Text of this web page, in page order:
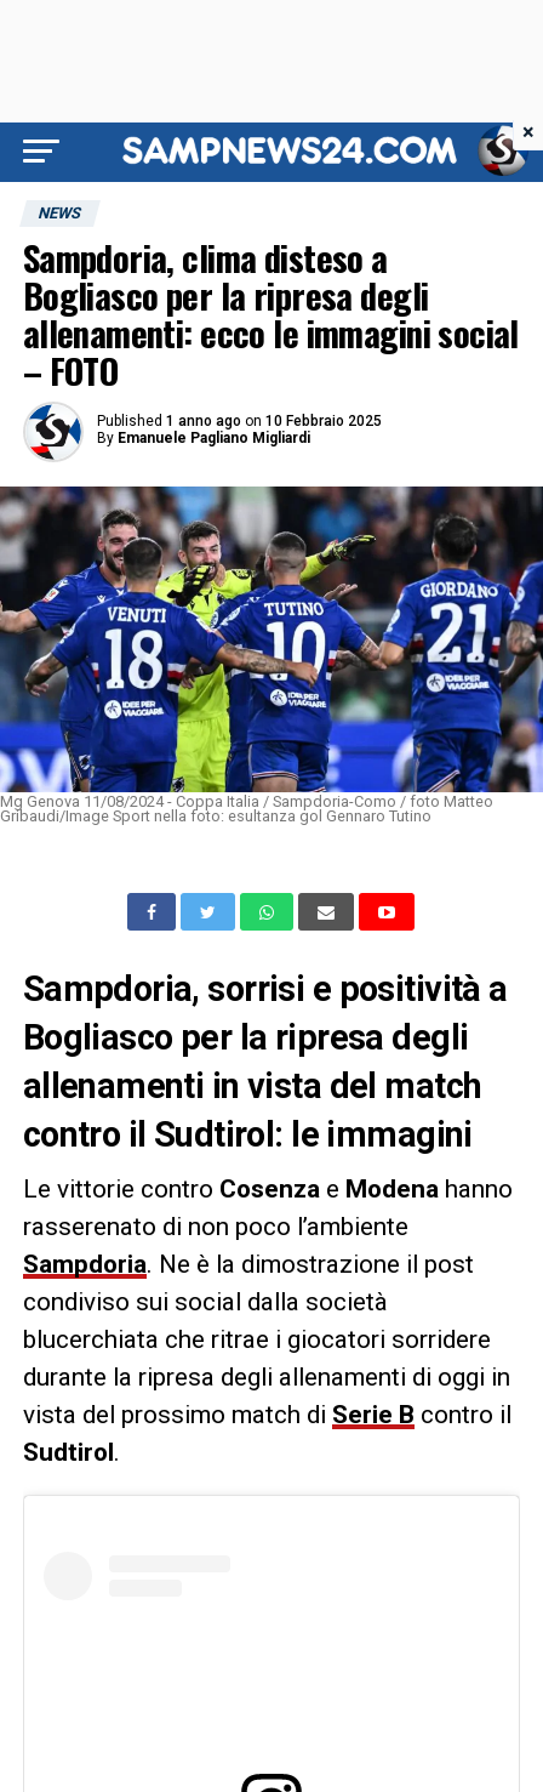
NEWS
Sampdoria, clima disteso a
Bogliasco per la ripresa degli
allenamenti: ecco le immagini social
– FOTO
Published 1 anno ago on 10 Febbraio 2025
By Emanuele Pagliano Migliardi
Mg Genova 11/08/2024 - Coppa Italia / Sampdoria-Como / foto Matteo
Gribaudi/Image Sport nella foto: esultanza gol Gennaro Tutino
Sampdoria, sorrisi e positività a
Bogliasco per la ripresa degli
allenamenti in vista del match
contro il Sudtirol: le immagini
Le vittorie contro Cosenzae Modenahanno
rasserenato di non poco l’ambiente
Sampdoria. Ne è la dimostrazione il post
condiviso sui social dalla società
blucerchiata che ritrae i giocatori sorridere
durante la ripresa degli allenamenti di oggi in
vista del prossimo match di Serie B contro il
Sudtirol.
×